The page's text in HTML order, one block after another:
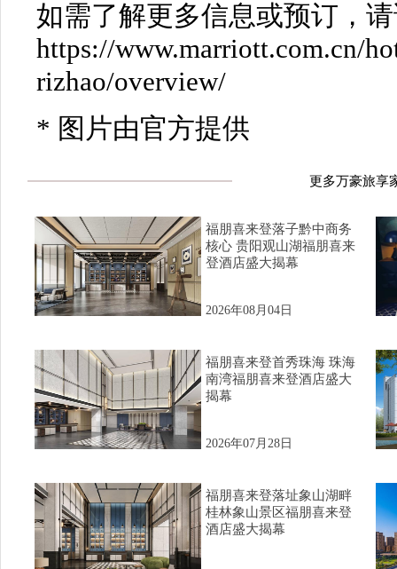
如需了解更多信息或预订，
https://www.marriott.com.cn/
rizhao/overview/
* 图片由官方提供
更多万豪旅享
福朋喜来登落子黔中商务
核心 贵阳观山湖福朋喜来
登酒店盛大揭幕
2026年08月04日
福朋喜来登首秀珠海 珠海
南湾福朋喜来登酒店盛大
揭幕
2026年07月28日
福朋喜来登落址象山湖畔
桂林象山景区福朋喜来登
酒店盛大揭幕